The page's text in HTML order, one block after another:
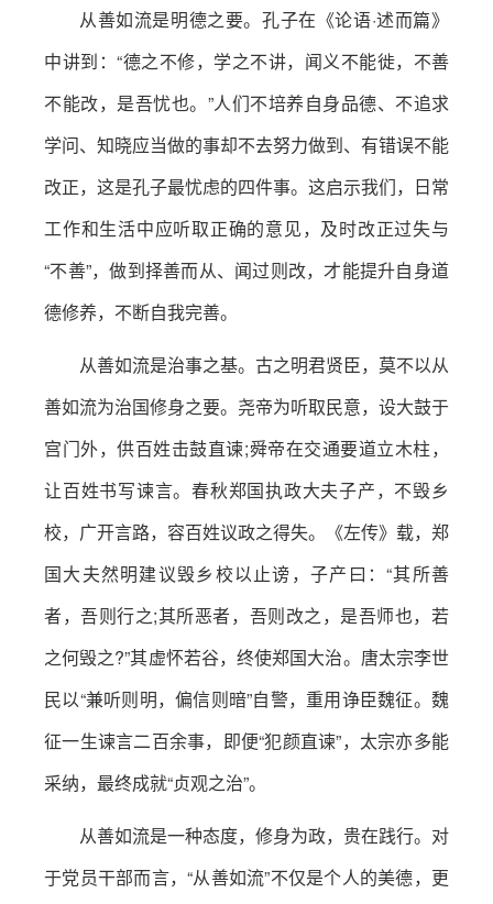
从善如流是明德之要。孔子在《论语·述而篇》
中讲到：“德之不修，学之不讲，闻义不能徙，不善
不能改，是吾忧也。”人们不培养自身品德、不追求
学问、知晓应当做的事却不去努力做到、有错误不能
改正，这是孔子最忧虑的四件事。这启示我们，日常
工作和生活中应听取正确的意见，及时改正过失与
“不善”，做到择善而从、闻过则改，才能提升自身道
德修养，不断自我完善。
从善如流是治事之基。古之明君贤臣，莫不以从
善如流为治国修身之要。尧帝为听取民意，设大鼓于
宫门外，供百姓击鼓直谏;舜帝在交通要道立木柱，
让百姓书写谏言。春秋郑国执政大夫子产，不毁乡
校，广开言路，容百姓议政之得失。《左传》载，郑
国大夫然明建议毁乡校以止谤，子产曰：“其所善
者，吾则行之;其所恶者，吾则改之，是吾师也，若
之何毁之?”其虚怀若谷，终使郑国大治。唐太宗李世
民以“兼听则明，偏信则暗”自警，重用诤臣魏征。魏
征一生谏言二百余事，即便“犯颜直谏”，太宗亦多能
采纳，最终成就“贞观之治”。
从善如流是一种态度，修身为政，贵在践行。对
于党员干部而言，“从善如流”不仅是个人的美德，更